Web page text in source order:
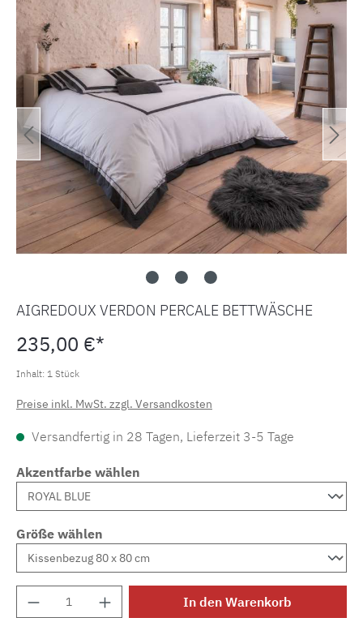
AIGREDOUX VERDON PERCALE BETTWÄSCHE
235,00 €*
Inhalt: 1 Stück
Preise inkl. MwSt. zzgl. Versandkosten
Versandfertig in 28 Tagen, Lieferzeit 3-5 Tage
Akzentfarbe wählen
Größe wählen
Produkt Anzahl: Gib den gewünschten
In den Warenkorb